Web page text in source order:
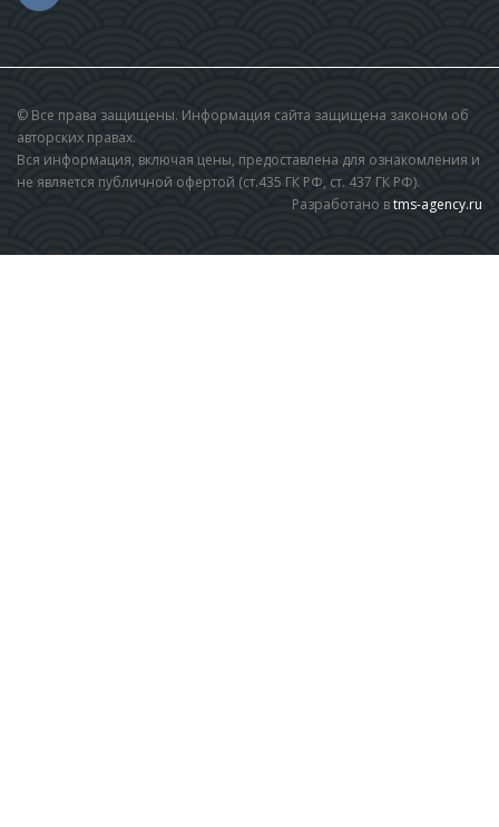
© Все права защищены. Информация сайта защищена законом об
авторских правах.
Вся информация, включая цены, предоставлена для ознакомления и
не является публичной офертой (ст.435 ГК РФ, cт. 437 ГК РФ).
Разработано вtms-agency.ru